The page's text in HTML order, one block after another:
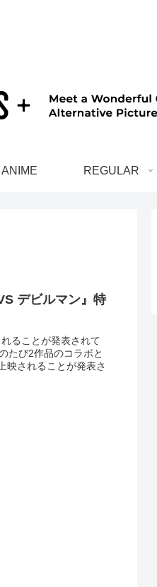
ANIME REGULAR
デビルマン』特
ることが発表されて
たび2作品のコラボと
映されることが発表さ